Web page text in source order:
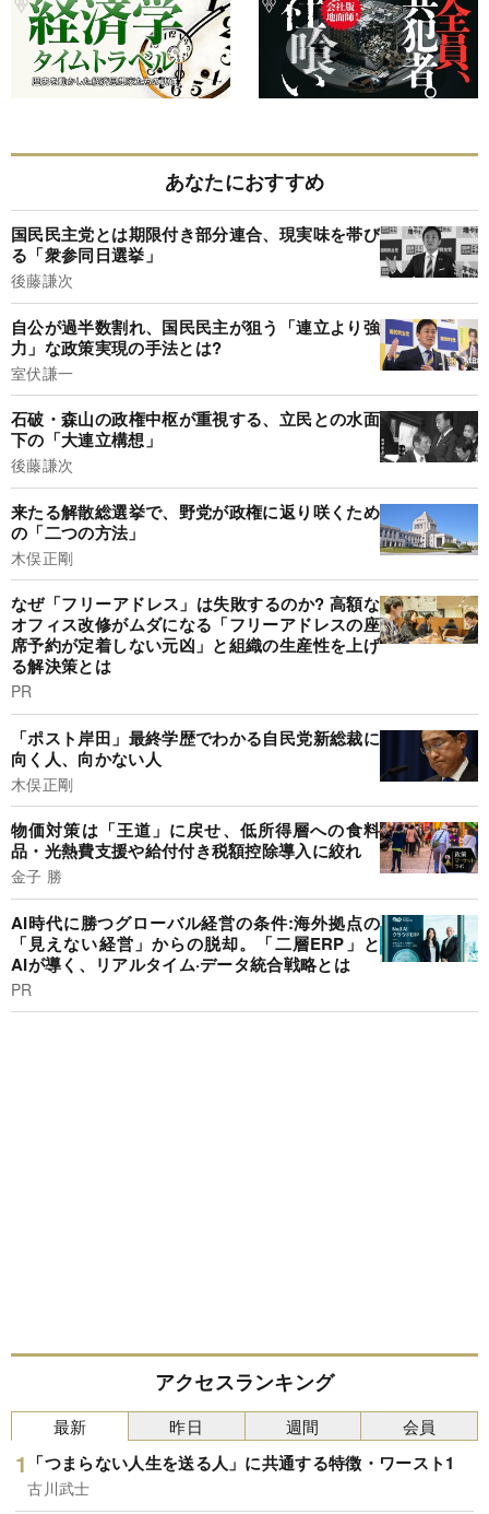
あなたにおすすめ
国民民主党とは期限付き部分連合、現実味を帯び
る「衆参同日選挙」
後藤謙次
自公が過半数割れ、国民民主が狙う「連立より強
力」な政策実現の手法とは?
室伏謙一
石破・森山の政権中枢が重視する、立民との水面
下の「大連立構想」
後藤謙次
来たる解散総選挙で、野党が政権に返り咲くため
の「二つの方法」
木俣正剛
なぜ「フリーアドレス」は失敗するのか? 高額な
オフィス改修がムダになる「フリーアドレスの座
席予約が定着しない元凶」と組織の生産性を上げ
る解決策とは
PR
「ポスト岸田」最終学歴でわかる自民党新総裁に
向く人、向かない人
木俣正剛
物価対策は「王道」に戻せ、低所得層への食料
品・光熱費支援や給付付き税額控除導入に絞れ
金子 勝
AI時代に勝つグローバル経営の条件:海外拠点の
「見えない経営」からの脱却。「二層ERP」と
AIが導く、リアルタイム·データ統合戦略とは
PR
アクセスランキング
最新
「つまらない人生を送る人」に共通する特徴・ワースト1
古川武士
昨日 週間 会員